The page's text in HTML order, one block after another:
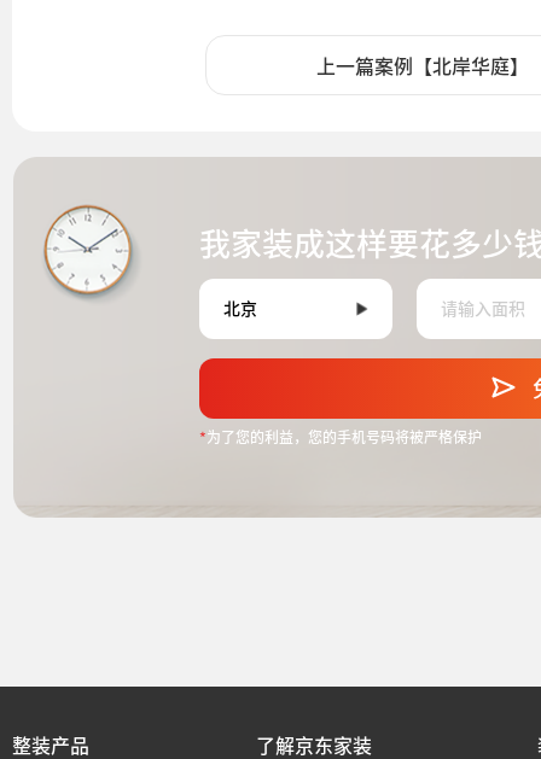
上一篇案例【北岸华庭】
我家装成这样要花多少
*为了您的利益，您的手机号码将被严格保护
整装产品 了解京东家装